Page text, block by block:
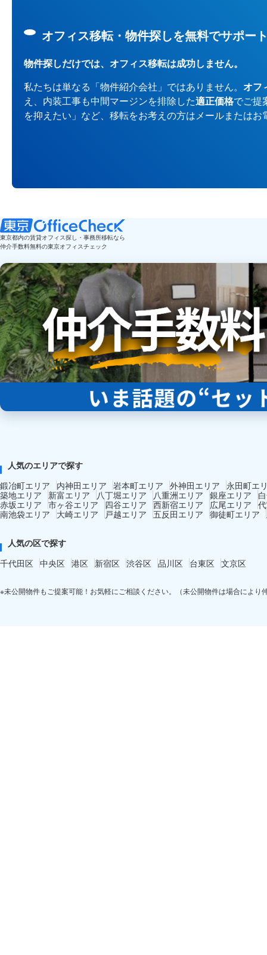
オフィス移転・物件探しを無料でサポー
物件探しだけでは、オフィス移転は成功しません。
私たちは単なる「物件紹介会社」ではありません。 オフ
え、内装工事も中間マージンを排除した適正価格でご提
を抑えたい」など、移転をお考えの方はメールまたは
東京都内の賃貸オフィス探し・事務所移転なら
仲介手数料無料の東京オフィスチェック
人気のエリアで探す
鍛冶町エリア
内神田エリア 岩本町エリア 外神田エリア
永田町エ
築地エリア
新富エリア 八丁堀エリア 八重洲エリア 銀座エリア
赤坂エリア 市ヶ谷エリア 四谷エリア 西新宿エリア 広尾エリア
南池袋エリア
大崎エリア 戸越エリア 五反田エリア 御徒町エリア
人気の区で探す
千代田区 中央区 港区 新宿区 渋谷区 品川区 台東区 文京区
※未公開物件もご提案可能！お気軽にご相談ください。（未公開物件は場合により